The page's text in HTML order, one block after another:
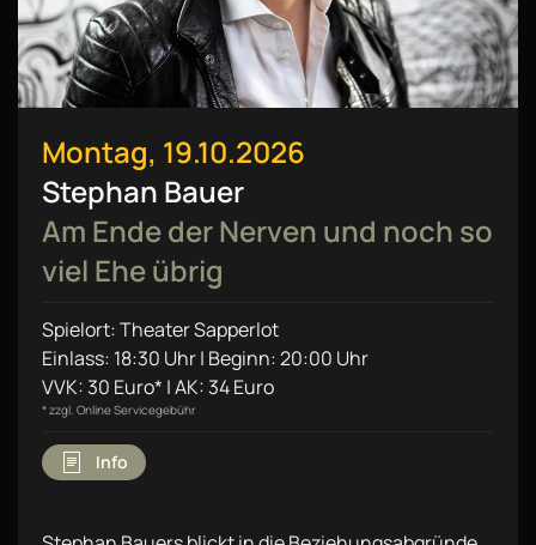
Montag, 19.10.2026
Stephan Bauer
Am Ende der Nerven und noch so
viel Ehe übrig
Spielort: Theater Sapperlot
Einlass: 18:30 Uhr | Beginn: 20:00 Uhr
VVK: 30 Euro* | AK: 34 Euro
* zzgl. Online Servicegebühr
Info